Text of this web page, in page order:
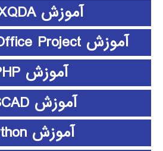
آموزش MAXQDA
آموزش Microsoft Office Project
آموزش PHP
آموزش PSCAD
آموزش python